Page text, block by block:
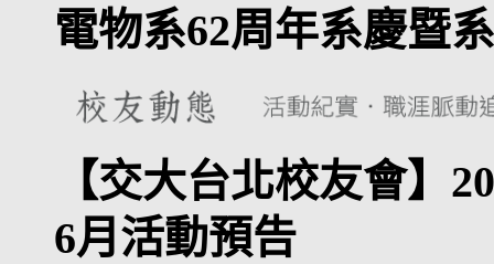
電物系62周年系慶暨
【交大台北校友會】
6月活動預告